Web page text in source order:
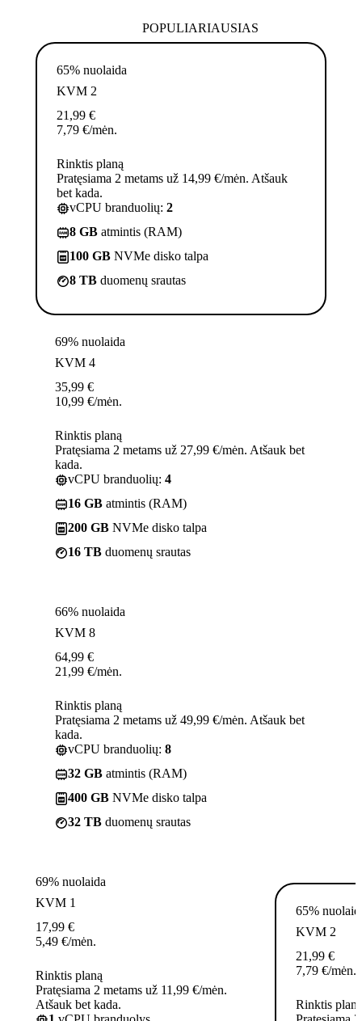
POPULIARIAUSIAS
65% nuolaida
KVM 2
21,99 €
7,79 €/mėn.
Rinktis planą
Pratęsiama 2 metams už 14,99 €/mėn. Atšauk
bet kada.
vCPU branduolių: 2
8 GB atmintis (RAM)
100 GB NVMe disko talpa
8 TB duomenų srautas
69% nuolaida
KVM 4
35,99 €
10,99 €/mėn.
Rinktis planą
Pratęsiama 2 metams už 27,99 €/mėn. Atšauk bet
kada.
vCPU branduolių: 4
16 GB atmintis (RAM)
200 GB NVMe disko talpa
16 TB duomenų srautas
66% nuolaida
KVM 8
64,99 €
21,99 €/mėn.
Rinktis planą
Pratęsiama 2 metams už 49,99 €/mėn. Atšauk bet
kada.
vCPU branduolių: 8
32 GB atmintis (RAM)
400 GB NVMe disko talpa
32 TB duomenų srautas
69% nuolaida
KVM 1
17,99 €
5,49 €/mėn.
Rinktis planą
Pratęsiama 2 metams už 11,99 €/mėn.
Atšauk bet kada.
65%
KVM 2
21,99 €
7,79 €/mėn.
Rinktis planą